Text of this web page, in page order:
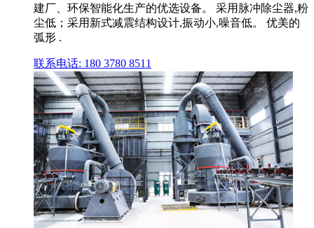
建厂、环保智能化生产的优选设备。 采用脉冲除尘器,粉
尘低；采用新式减震结构设计,振动小,噪音低。 优美的
弧形 .
联系电话: 180 3780 8511